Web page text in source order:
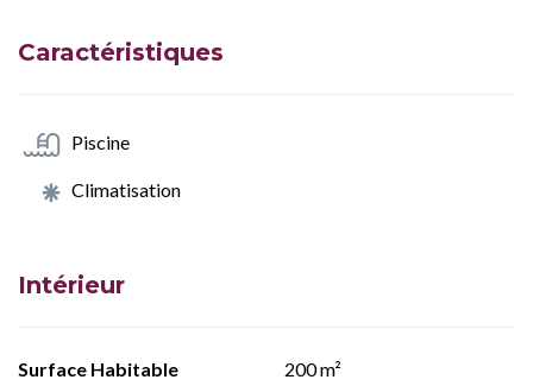
Caractéristiques
Piscine
Climatisation
Intérieur
Surface Habitable
200 m²